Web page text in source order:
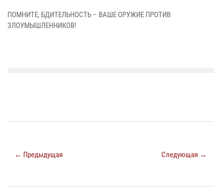
ПОМНИТЕ, БДИТЕЛЬНОСТЬ – ВАШЕ ОРУЖИЕ ПРОТИВ
ЗЛОУМЫШЛЕННИКОВ!​​​​​​​
← Предыдущая Следующая →